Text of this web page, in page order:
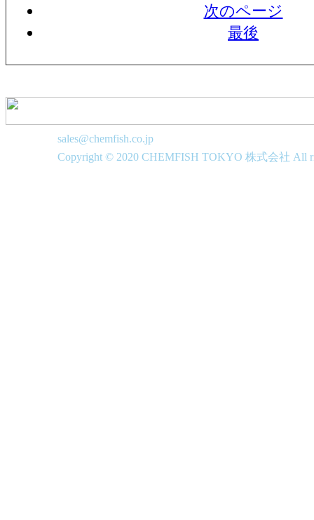
次のページ
最後
sales@chemfish.co.jp
Copyright © 2020 CHEMFISH TOKYO 株式会社 All